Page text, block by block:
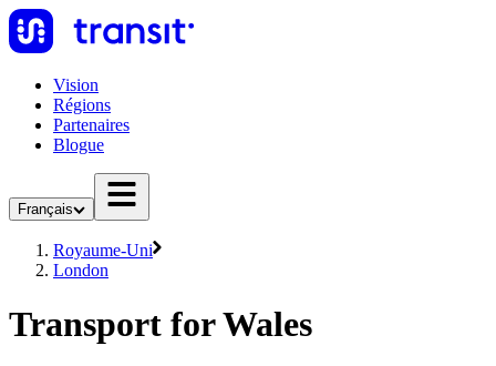
Vision
Régions
Partenaires
Blogue
Français
Royaume-Uni
London
Transport for Wales